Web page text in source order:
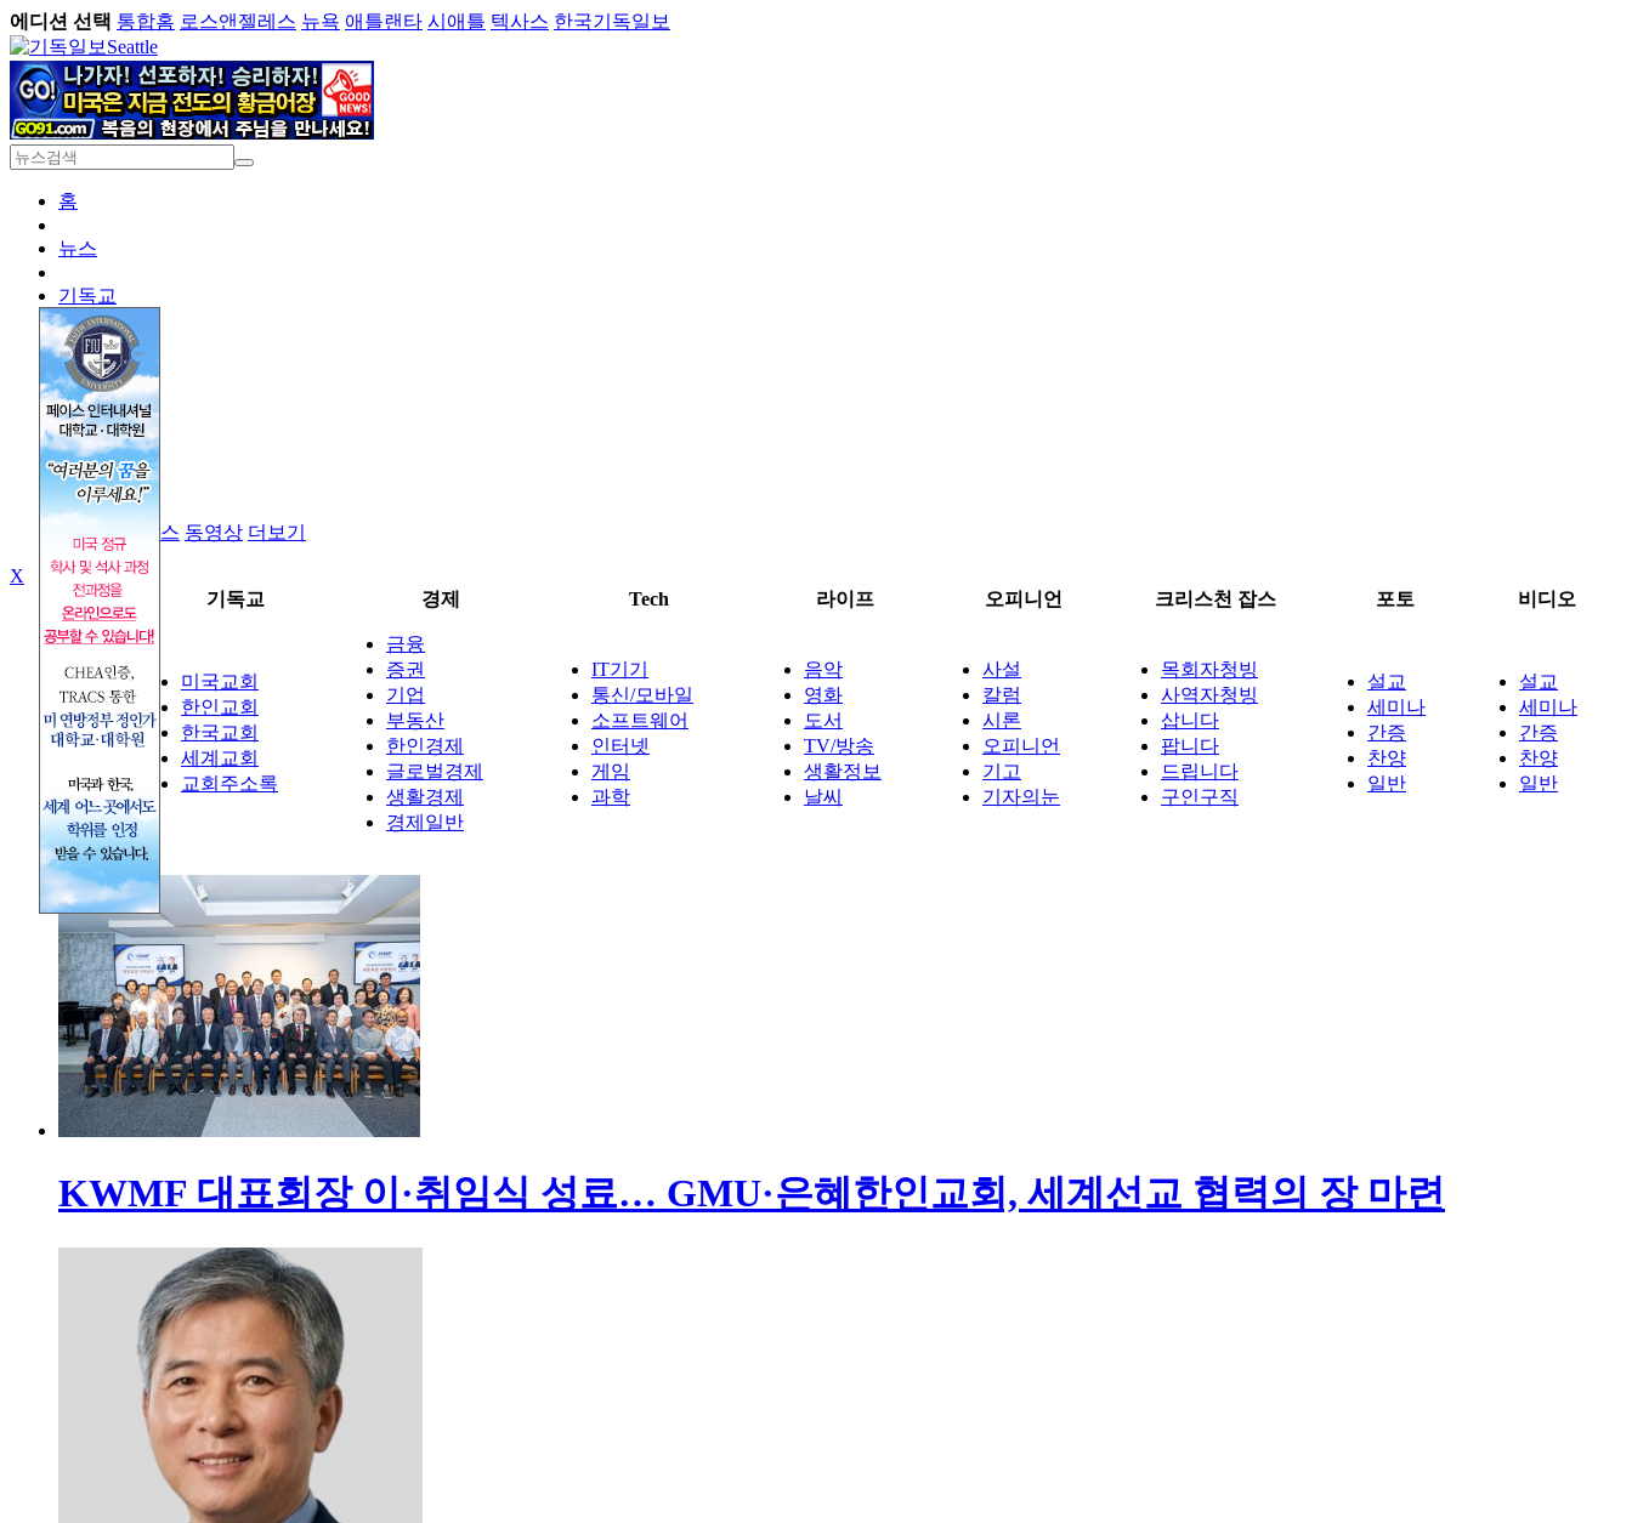
에디션 선택 통합홈 로스앤젤레스 뉴욕 애틀랜타 시애틀 텍사스 한국기독일보
Seattle
홈
뉴스
기독교
경제
라이프
오피니언
기독대학
크리스천 잡스 동영상 더보기
X
뉴스
기독교 경제 Tech 라이프 오피니언 크리스천 잡스 포토 비디오
정치
사회
미국교회
한인교회
한국교회
세계교회
교회주소록
금융
증권
기업
부동산
한인경제
글로벌경제
생활경제
경제일반
IT기기
통신/모바일
소프트웨어
인터넷
게임
과학
음악
영화
도서
TV/방송
생활정보
날씨
사설
칼럼
시론
오피니언
기고
기자의눈
목회자청빙
사역자청빙
삽니다
팝니다
드립니다
구인구직
설교
세미나
간증
찬양
일반
설교
세미나
간증
찬양
일반
KWMF 대표회장 이·취임식 성료… GMU·은혜한인교회, 세계선교 협력의 장 마련